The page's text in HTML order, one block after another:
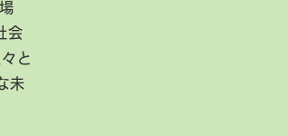
会
と
未